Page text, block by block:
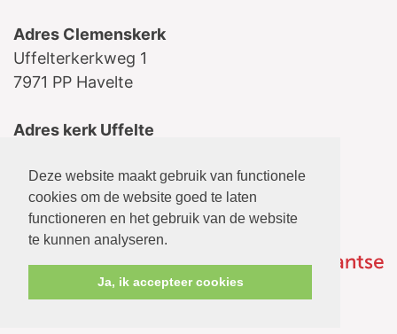
Deze website maakt gebruik van functionele
cookies om de website goed te laten
functioneren en het gebruik van de website
te kunnen analyseren.
Ja, ik accepteer cookies
Adres Clemenskerk
Uffelterkerkweg 1
7971 PP Havelte
Adres kerk Uffelte
7975 AB Uffelte